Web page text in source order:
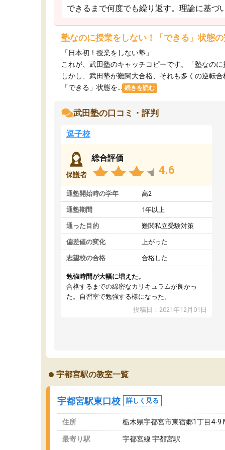
できるまで何度でも繰り返す。理論に基づ
塾なのに授業をしない！「できる」状態
「日本初！授業をしない塾」
これが、武田塾のキャッチコピーです。「塾なの
しかし、武田塾が難関大合格、それも多くの逆転
「できる」状態を...
続きを読む
武田塾の口コミ・評判
逗子校
保護者
総合評価
4.6
通塾開始時の学年 高2
通塾期間 1年以上
通った目的 難関私立受験対策
偏差値の変化 上がった
志望校の合格 合格した
勉強時間が大幅に増えた。
合格するまでの綿密なカリキュラムが良かっ
た。自習室で勉強する様になった。
投稿日：2021年12月01日
宇都宮駅の教室一覧
宇都宮駅東口校 詳しく見る
住所 栃木県宇都宮市東宿郷1丁目4-9
最寄り駅 宇都宮線 宇都宮駅